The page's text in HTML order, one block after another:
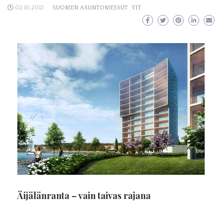
02.10.2013 SUOMEN ASUNTOMESSUT YIT
Äijälänranta – vain taivas rajana